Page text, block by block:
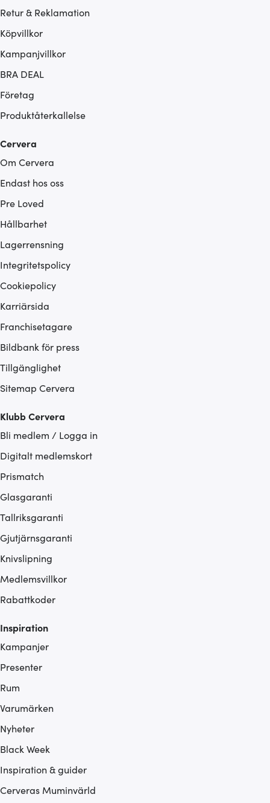
Retur & Reklamation
Köpvillkor
Kampanjvillkor
BRA DEAL
Företag
Produktåterkallelse
Cervera
Om Cervera
Endast hos oss
Pre Loved
Hållbarhet
Lagerrensning
Integritetspolicy
Cookiepolicy
Karriärsida
Franchisetagare
Bildbank för press
Tillgänglighet
Sitemap Cervera
Klubb Cervera
Bli medlem / Logga in
Digitalt medlemskort
Prismatch
Glasgaranti
Tallriksgaranti
Gjutjärnsgaranti
Knivslipning
Medlemsvillkor
Rabattkoder
Inspiration
Kampanjer
Presenter
Rum
Varumärken
Nyheter
Black Week
Inspiration & guider
Cerveras Muminvärld